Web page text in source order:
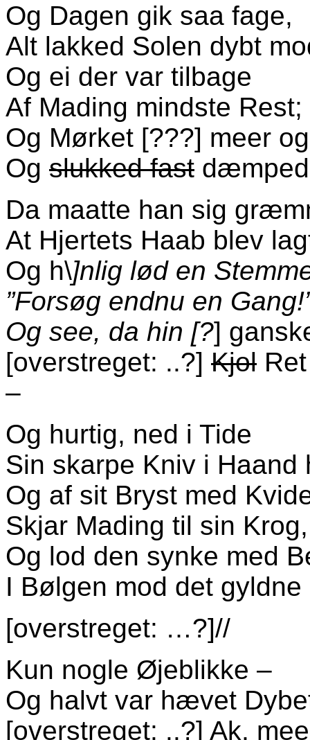
Og Dagen gik saa fage,
Alt lakked Solen dybt
Og ei der var tilbage
Af Mading mindste Rest;
Og Mørket [???] meer
Og slukked fast
Da maatte han sig
At Hjertets Haab blev
Og h\]nlig lød en
”Forsøg endnu en
Og see, da hin [?]
[overstreget: ..?] Kjol
–
Og hurtig, ned i Tide
Sin skarpe Kniv i Haand
Og af sit Bryst med
Skjar Mading til sin Krog,
Og lod den synke med
I Bølgen mod det
[overstreget: …?]//
Kun nogle Øjeblikke –
Og halvt var hævet
[overstreget: ..?] Ak,